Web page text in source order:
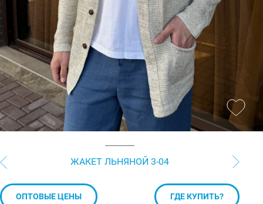
ЖАКЕТ ЛЬНЯНОЙ 3-04
ОПТОВЫЕ ЦЕНЫ ГДЕ КУПИТЬ?